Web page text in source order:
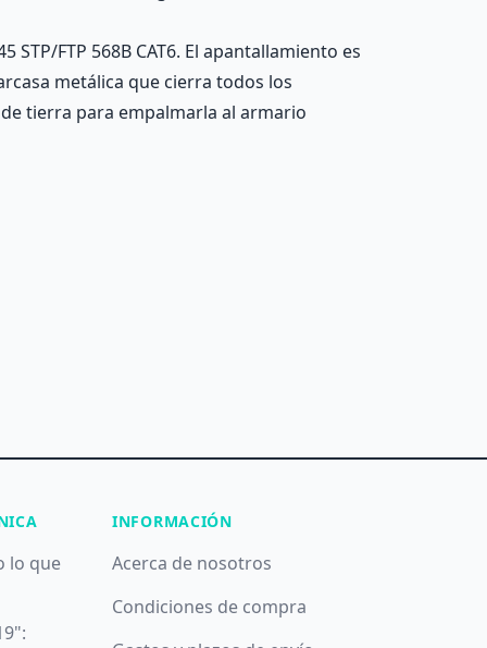
FTP 568B CAT6. El apantallamiento es
metálica que cierra todos los
tierra para empalmarla al armario
lo que
INFORMACIÓN
Acerca de nosotros
Condiciones de compra